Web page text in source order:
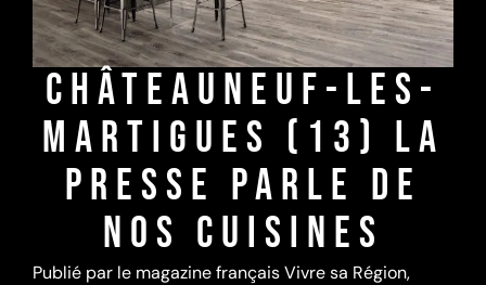
CHÂTEAUNEUF-LES-
MARTIGUES (13) LA
PRESSE PARLE DE
NOS CUISINES
Publié par le magazine français Vivre sa Région,